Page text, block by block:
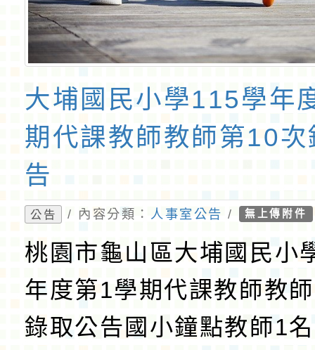
大埔國民小學115學年
期代課教師教師第10次
告
公告 / 內容分類： 人事室公告 / 無上傳附件
桃園市龜山區大埔國民小
年度第1學期代課教師教
錄取公告國小鐘點教師1